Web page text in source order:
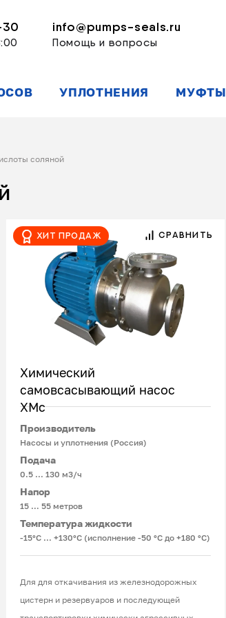
info@pumps-seals.ru
Помощь и вопросы
УПЛОТНЕНИЯ МУФТЫ
соляной
Хит продаж СРАВНИТЬ
Химический
самовсасывающий насос
ХМс
Производитель
Насосы и уплотнения (Россия)
Подача
0.5 ... 130 м3/ч
Напор
15 … 55 метров
Температура жидкости
-15°С ... +130°С (исполнение -50 °С до +180 °С)
Для для откачивания из железнодорожных
цистерн и резервуаров и последующей